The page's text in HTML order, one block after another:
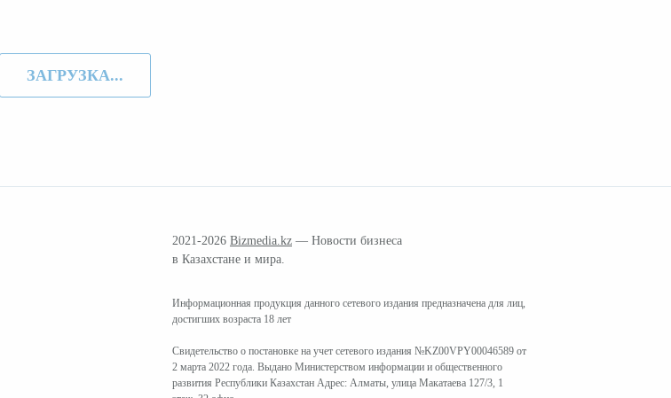
ЗАГРУЗКА...
2021-2026 Bizmedia.kz — Новости бизнеса
в Казахстане и мира.
Информационная продукция данного сетевого издания предназначена для лиц,
достигших возраста 18 лет
Свидетельство о постановке на учет сетевого издания №KZ00VPY00046589 от
2 марта 2022 года. Выдано Министерством информации и общественного
развития Республики Казахстан Адрес: Алматы, улица Макатаева 127/3, 1